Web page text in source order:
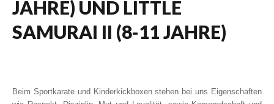
JAHRE) UND LITTLE
SAMURAI II (8-11JAHRE)
Beim Sportkarate und Kinderkickboxen stehen bei uns Eigenschaften